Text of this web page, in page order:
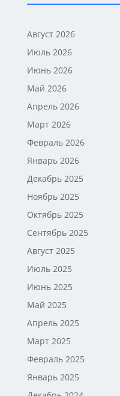
Август 2026
Июль 2026
Июнь 2026
Май 2026
Апрель 2026
Март 2026
Февраль 2026
Январь 2026
Декабрь 2025
Ноябрь 2025
Октябрь 2025
Сентябрь 2025
Август 2025
Июль 2025
Июнь 2025
Май 2025
Апрель 2025
Март 2025
Февраль 2025
Январь 2025